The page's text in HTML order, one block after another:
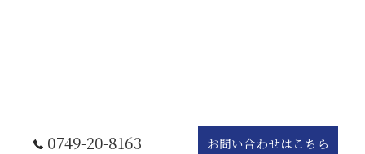
0749-20-8163 お問い合わせはこちら